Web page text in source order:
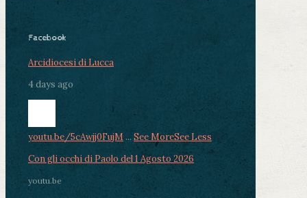
Facebook
Arcidiocesi di Lucca
4 days ago
youtu.be/5cAwjj0FujM ... See MoreSee Less
Con gli occhi di Paolo del 1 Agosto 2026
youtu.be